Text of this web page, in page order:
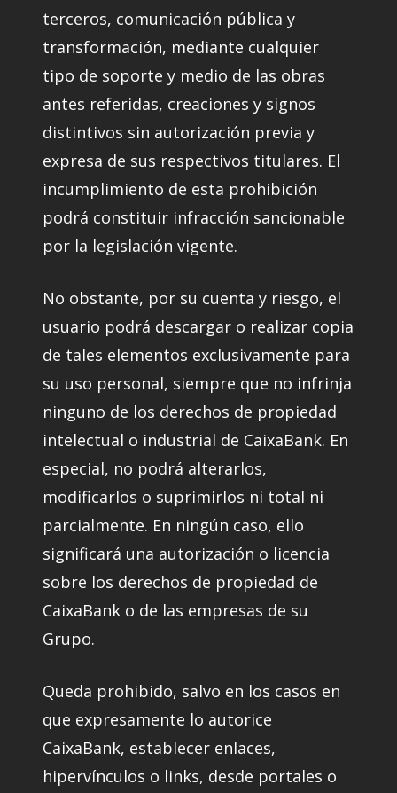
terceros, comunicación pública y
transformación, mediante cualquier
tipo de soporte y medio de las obras
antes referidas, creaciones y signos
distintivos sin autorización previa y
expresa de sus respectivos titulares. El
incumplimiento de esta prohibición
podrá constituir infracción sancionable
por la legislación vigente.
No obstante, por su cuenta y riesgo, el
usuario podrá descargar o realizar copia
de tales elementos exclusivamente para
su uso personal, siempre que no infrinja
ninguno de los derechos de propiedad
intelectual o industrial de CaixaBank. En
especial, no podrá alterarlos,
modificarlos o suprimirlos ni total ni
parcialmente. En ningún caso, ello
significará una autorización o licencia
sobre los derechos de propiedad de
CaixaBank o de las empresas de su
Grupo.
Queda prohibido, salvo en los casos en
que expresamente lo autorice
CaixaBank, establecer enlaces,
hipervínculos o links, desde portales o